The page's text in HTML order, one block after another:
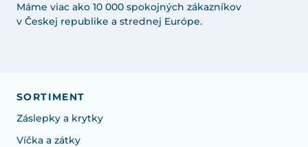
Máme viac ako 10 000 spokojných zákazníkov
v Českej republike a strednej Európe.
SORTIMENT
Záslepky a krytky
Víčka a zátky